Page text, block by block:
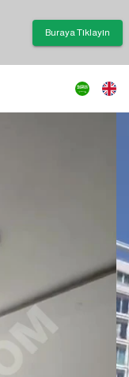
Buraya Tıklayın